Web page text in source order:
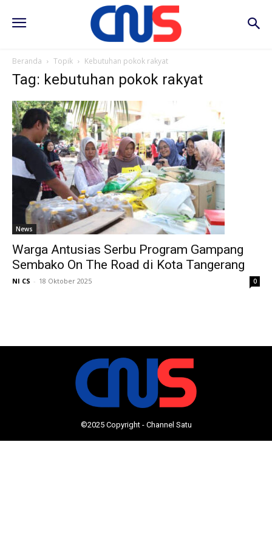
Beranda Topik Kebutuhan pokok rakyat
Tag: kebutuhan pokok rakyat
News
Warga Antusias Serbu Program Gampang
Sembako On The Road di Kota Tangerang
NI CS - 18 Oktober 2025 0
©2025 Copyright - Channel Satu